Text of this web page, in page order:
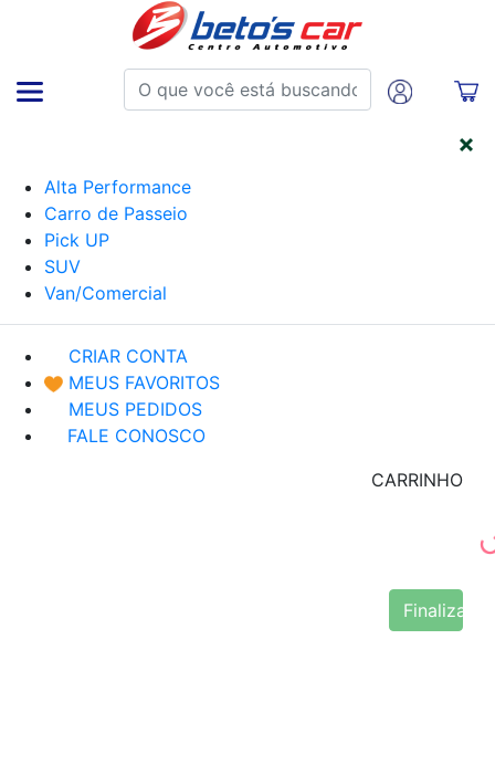
Alta Performance
Carro de Passeio
Pick UP
SUV
Van/Comercial
CRIAR CONTA
MEUS FAVORITOS
MEUS PEDIDOS
FALE CONOSCO
CARRINHO
Finalizar